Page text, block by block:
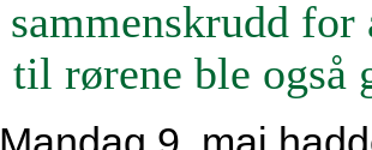
sammenskrudd
til rørene ble også